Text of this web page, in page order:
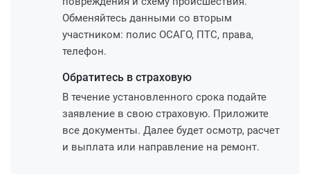
Обменяйтесь данными со вторым
участником: полис ОСАГО, ПТС, права,
телефон.
Обратитесь в страховую
В течение установленного срока подайте
заявление в свою страховую. Приложите
все документы. Далее будет осмотр, расчет
и выплата или направление на ремонт.